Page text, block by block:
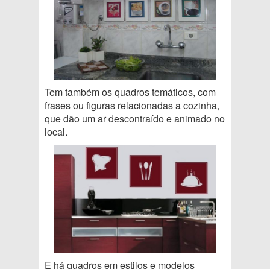
Tem também os quadros temáticos, com
frases ou figuras relacionadas a cozinha,
que dão um ar descontraído e animado no
local.
E há quadros em estilos e modelos